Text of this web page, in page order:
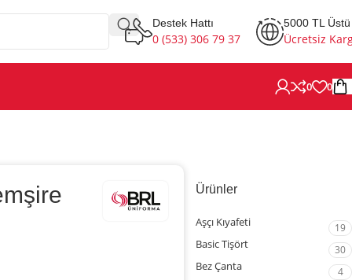
Destek Hattı
0 (533) 306 79 37
5000 TL Üstü
Ücretsiz
0 0
Ürünler
Aşçı Kıyafeti 19
Basic Tişört 30
Bez Çanta 4